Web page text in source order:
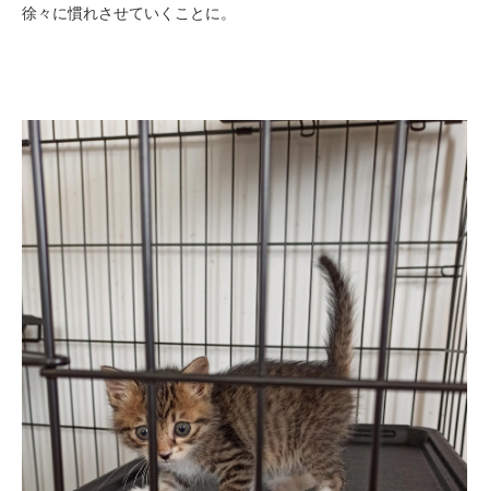
徐々に慣れさせていくことに。